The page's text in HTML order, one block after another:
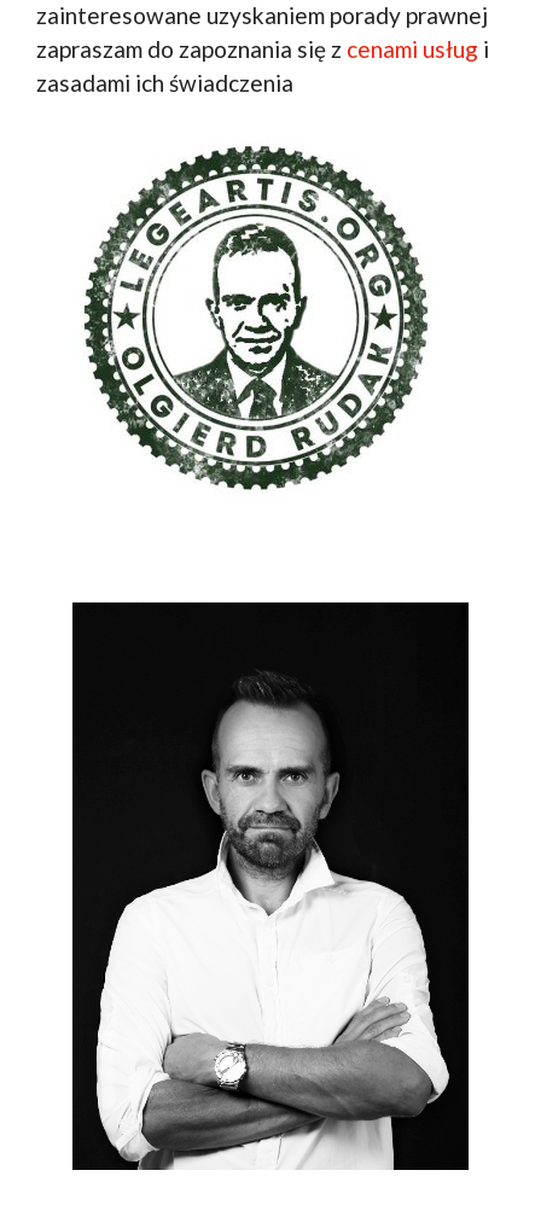
zainteresowane uzyskaniem porady prawnej
zapraszam do zapoznania się z cenami usług i
zasadami ich świadczenia